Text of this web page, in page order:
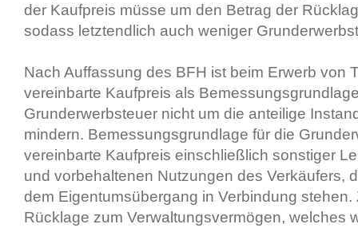
der Kaufpreis müsse um den Betrag der
sodass letztendlich auch weniger
Nach Auffassung des BFH ist beim Erwerb von
vereinbarte Kaufpreis als
Grunderwerbsteuer nicht um die anteilige
mindern. Bemessungsgrundlage für die
vereinbarte Kaufpreis einschließlich sonstiger
und vorbehaltenen Nutzungen des Verkäufers,
dem Eigentumsübergang in Verbindung stehen.
Rücklage zum Verwaltungsvermögen, welches